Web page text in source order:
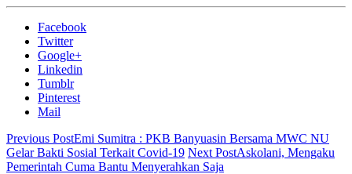
Facebook
Twitter
Google+
Linkedin
Tumblr
Pinterest
Mail
Previous PostEmi Sumitra : PKB Banyuasin Bersama MWC NU
Gelar Bakti Sosial Terkait Covid-19 Next PostAskolani, Mengaku
Pemerintah Cuma Bantu Menyerahkan Saja